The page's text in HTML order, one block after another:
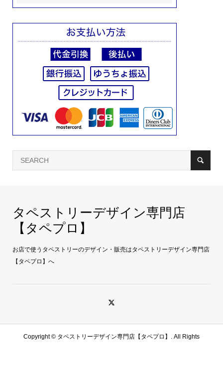
タペストリーデザイン専門店
【タペプロ】
お店で使うタペストリーのデザイン・販売はタペストリーデザイン専門店
【タペプロ】へ
Copyright © タペストリーデザイン専門店【タペプロ】. All Rights